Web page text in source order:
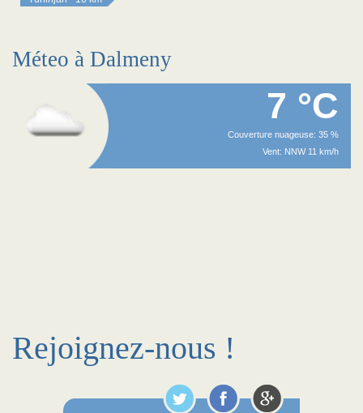
Méteo à Dalmeny
7 °C
Couverture nuageuse: 35 %
Vent: NNW 11 km/h
Rejoignez-nous !